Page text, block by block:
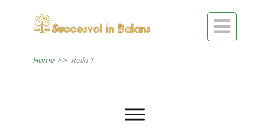

Home >> Reiki 1